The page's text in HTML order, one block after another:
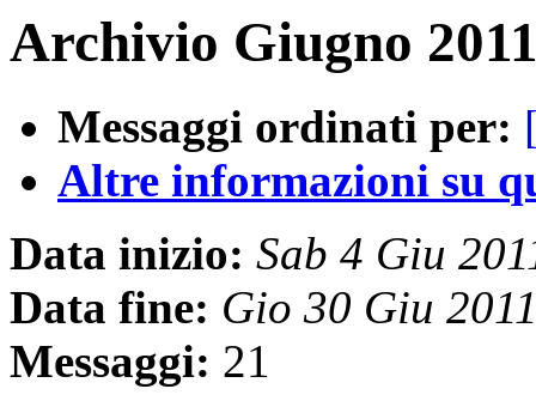
Archivio Giugno
Messaggi ordinati per:
Altre informazioni su
Data inizio: Sab 4 Giu
Data fine: Gio 30 Giu
Messaggi: 21